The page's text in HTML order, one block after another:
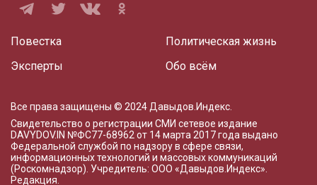
Повестка
Эксперты
Политическая жизнь
Обо всём
Все права защищены © 2024 Давыдов.Индекс.
Свидетельство о регистрации СМИ сетевое издание
DAVYDOV.IN №ФС77-68962 от 14 марта 2017 годавыдано
Федеральной службой по надзору в сфере связи,
информационных технологий и массовых коммуникаций
(Роскомнадзор). Учредитель: ООО «Давыдов.Индекс».
Редакция.